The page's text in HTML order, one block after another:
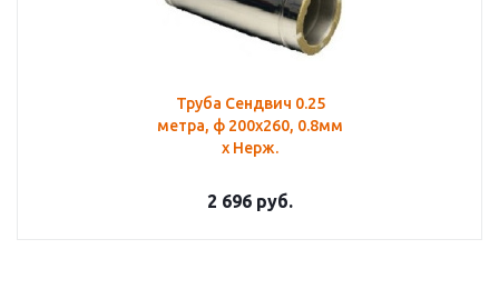
Труба Сендвич 0.25
метра, ф 200х260, 0.8мм
х Нерж.
2 696 руб.